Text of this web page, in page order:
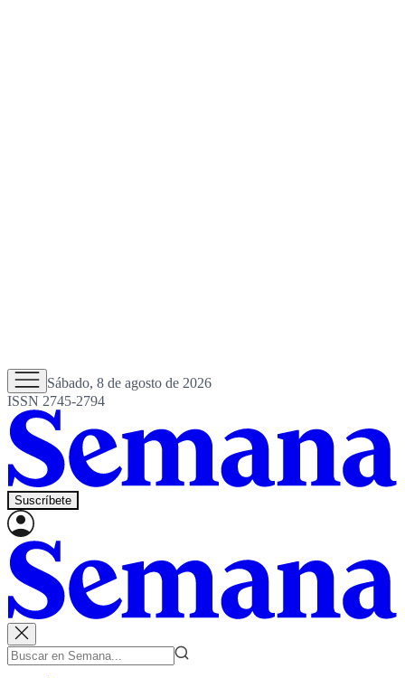
Sábado, 8 de agosto de 2026
ISSN 2745-2794
Suscríbete